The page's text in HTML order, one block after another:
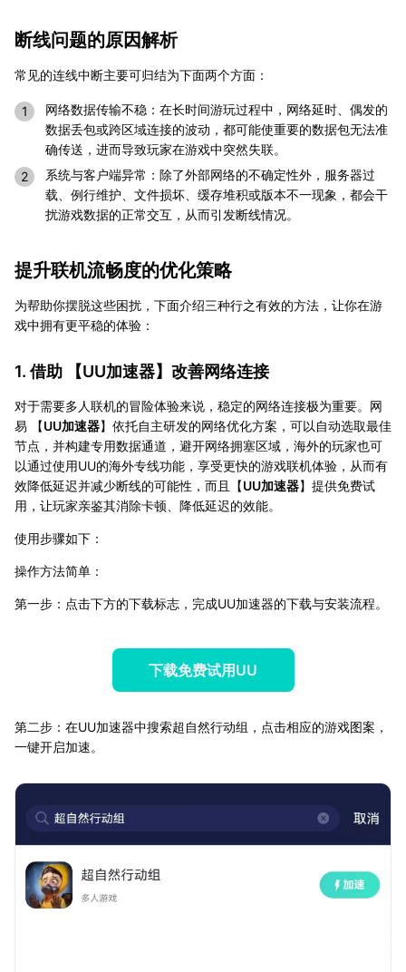
断线问题的原因解析
常见的连线中断主要可归结为下面两个方面：
网络数据传输不稳：在长时间游玩过程中，网络延时、偶发的
数据丢包或跨区域连接的波动，都可能使重要的数据包无法准
确传送，进而导致玩家在游戏中突然失联。
系统与客户端异常：除了外部网络的不确定性外，服务器过
载、例行维护、文件损坏、缓存堆积或版本不一现象，都会干
扰游戏数据的正常交互，从而引发断线情况。
提升联机流畅度的优化策略
为帮助你摆脱这些困扰，下面介绍三种行之有效的方法，让你在游
戏中拥有更平稳的体验：
1. 借助 【UU加速器】改善网络连接
对于需要多人联机的冒险体验来说，稳定的网络连接极为重要。网
易 【UU加速器】依托自主研发的网络优化方案，可以自动选取最佳
节点，并构建专用数据通道，避开网络拥塞区域，海外的玩家也可
以通过使用UU的海外专线功能，享受更快的游戏联机体验，从而有
效降低延迟并减少断线的可能性，而且【UU加速器】提供免费试
用，让玩家亲鉴其消除卡顿、降低延迟的效能。
使用步骤如下：
操作方法简单：
第一步：点击下方的下载标志，完成UU加速器的下载与安装流程。
下载免费试用UU
第二步：在UU加速器中搜索超自然行动组，点击相应的游戏图案，
一键开启加速。